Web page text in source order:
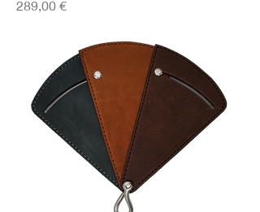
Prix
289,00 €